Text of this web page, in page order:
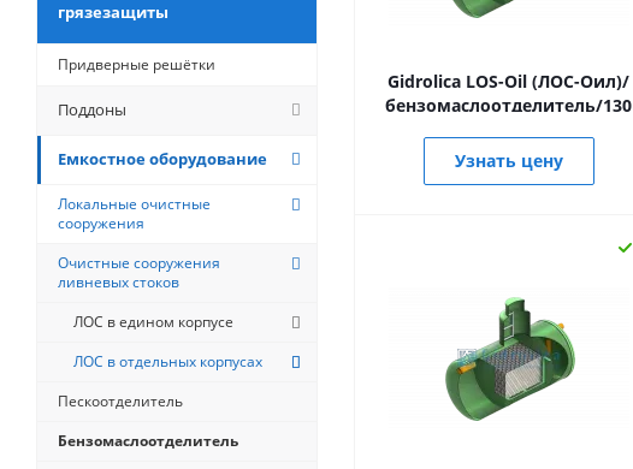
Gidrolica LOS-Oil (ЛОС-Оил)/
бензомаслоотделитель/130
Узнать цену
грязезащиты
Придверные решётки
Поддоны
Емкостное оборудование
Локальные очистные
сооружения
Очистные сооружения
ливневых стоков
ЛОС в едином корпусе
ЛОС в отдельных корпусах
Пескоотделитель
Бензомаслоотделитель